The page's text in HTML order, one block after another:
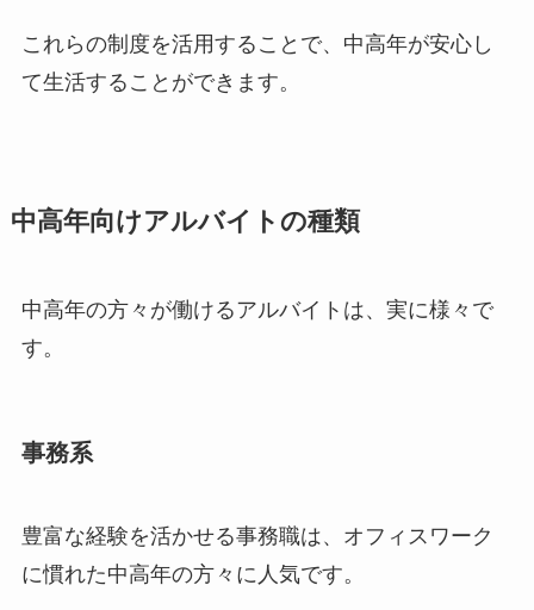
これらの制度を活用することで、中高年が安心し
て生活することができます。
中高年向けアルバイトの種類
中高年の方々が働けるアルバイトは、実に様々で
す。
事務系
豊富な経験を活かせる事務職は、オフィスワーク
に慣れた中高年の方々に人気です。